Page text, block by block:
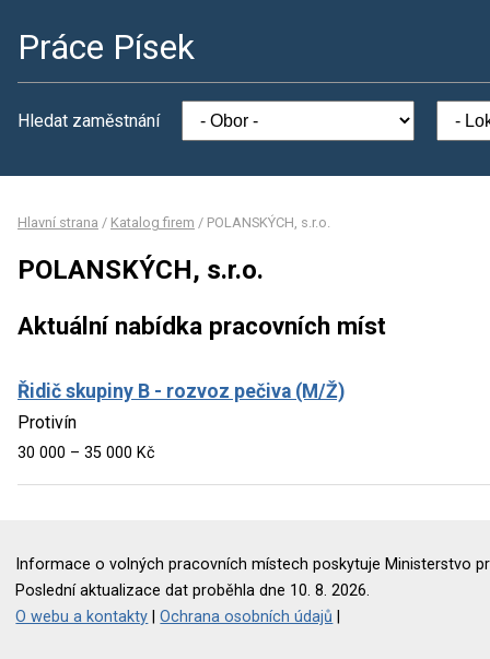
Práce Písek
Hledat zaměstnání
Hlavní strana / Katalog firem / POLANSKÝCH, s.r.o.
POLANSKÝCH, s.r.o.
Aktuální nabídka pracovních míst
Řidič skupiny B - rozvoz pečiva (M/Ž)
Protivín
30 000 – 35 000 Kč
Informace o volných pracovních místech poskytuje Ministerstvo
Poslední aktualizace dat proběhla dne 10. 8. 2026.
O webu a kontakty |Ochrana osobních údajů